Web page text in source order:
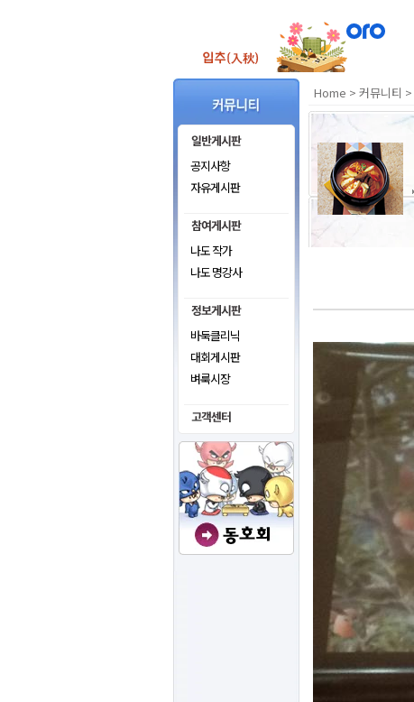
공지사항
자유게시판
나도 작가
나도 명강사
바둑클리닉
대회게시판
벼룩시장
Home > 커뮤니티 >